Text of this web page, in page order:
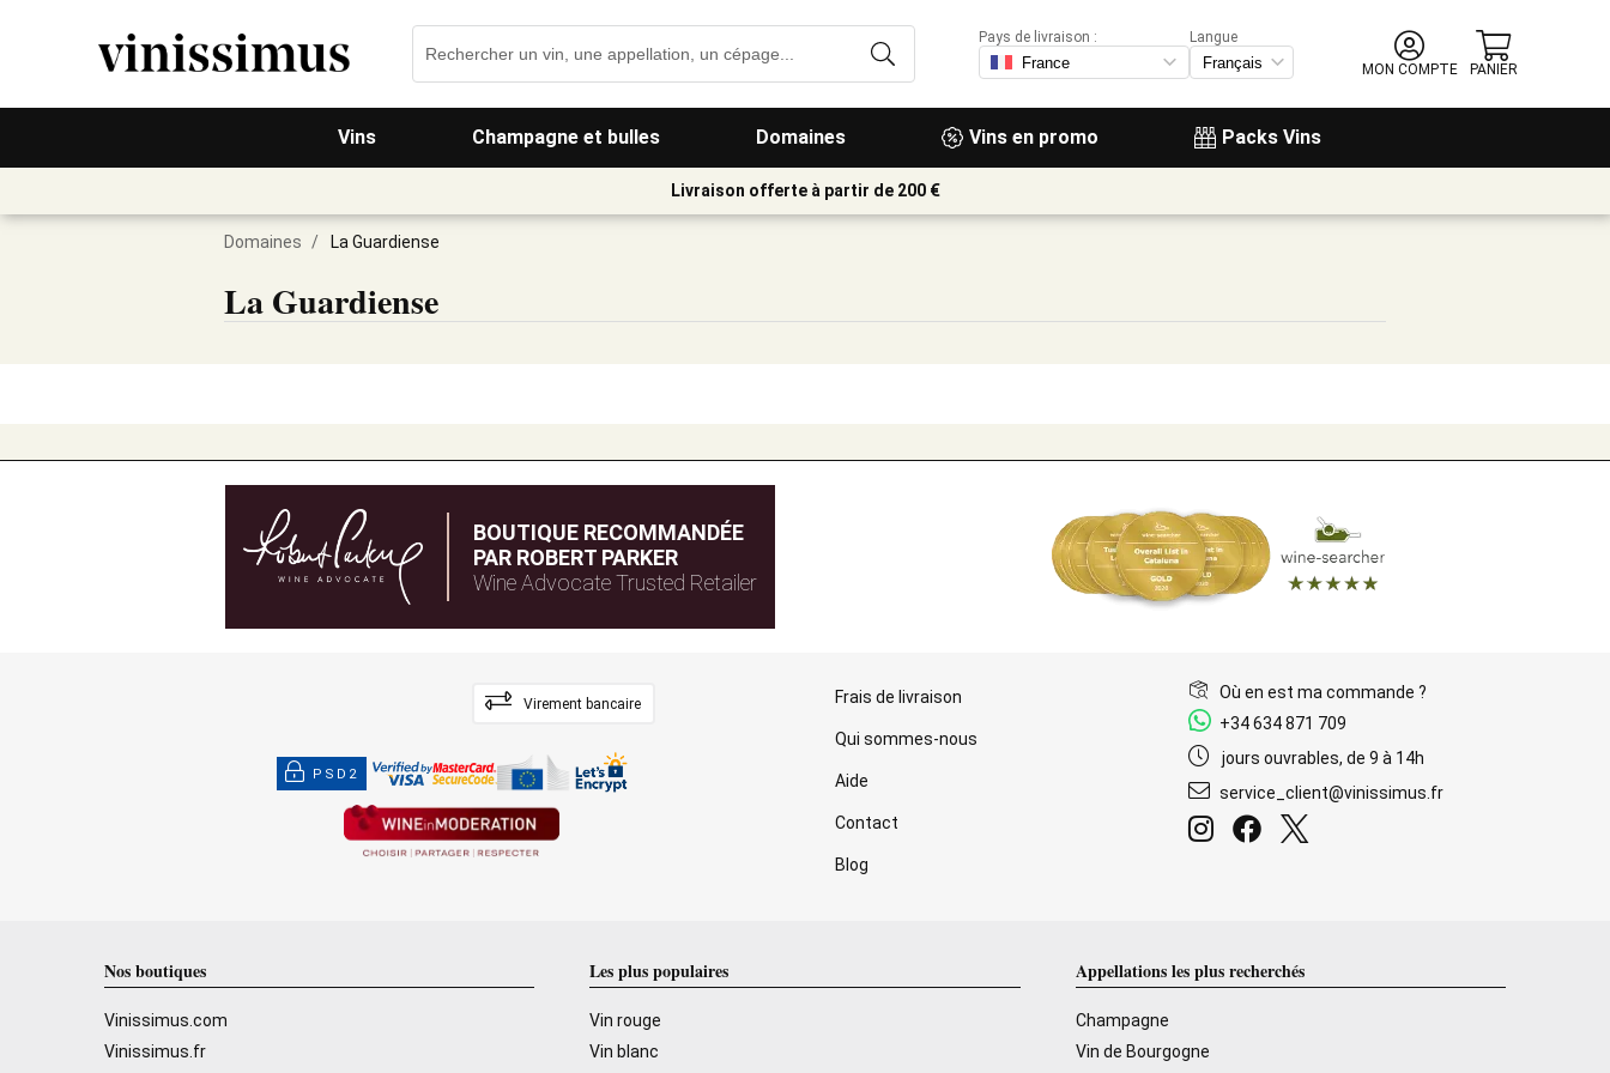
Vins Champagne et bulles Domaines Vins en promo Packs Vins
Pays de livraison :
Langue
MON COMPTE
PANIER
Livraison offerte à partir de 200 €
Domaines / La Guardiense
La Guardiense
BOUTIQUE RECOMMANDÉE
PAR ROBERT PARKER
Wine Advocate Trusted Retailer
Virement bancaire
PSD2
Frais de livraison
Qui sommes-nous
Aide
Contact
Blog
Où en est ma commande ?
+34 634 871 709
jours ouvrables, de 9 à 14h
service_client@vinissimus.fr
Nos boutiques
Vinissimus.com
Vinissimus.fr
Les plus populaires
Vin rouge
Vin blanc
Appellations les plus recherchés
Champagne
Vin de Bourgogne